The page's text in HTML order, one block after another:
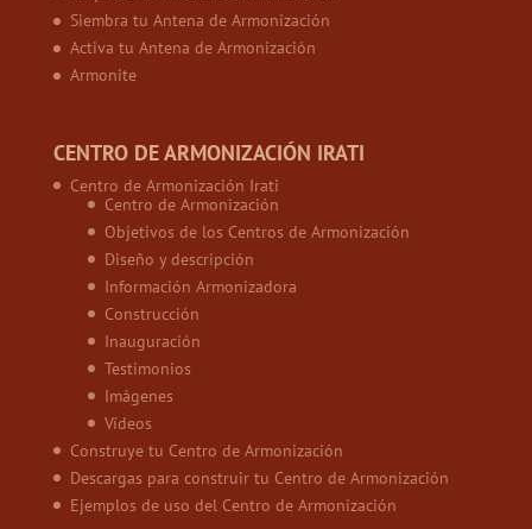
Siembra tu Antena de Armonización
Activa tu Antena de Armonización
Armonite
CENTRO DE ARMONIZACIÓN IRATI
Centro de Armonización Irati
Centro de Armonización
Objetivos de los Centros de Armonización
Diseño y descripción
Información Armonizadora
Construcción
Inauguración
Testimonios
Imágenes
Vídeos
Construye tu Centro de Armonización
Descargas para construir tu Centro de Armonización
Ejemplos de uso del Centro de Armonización